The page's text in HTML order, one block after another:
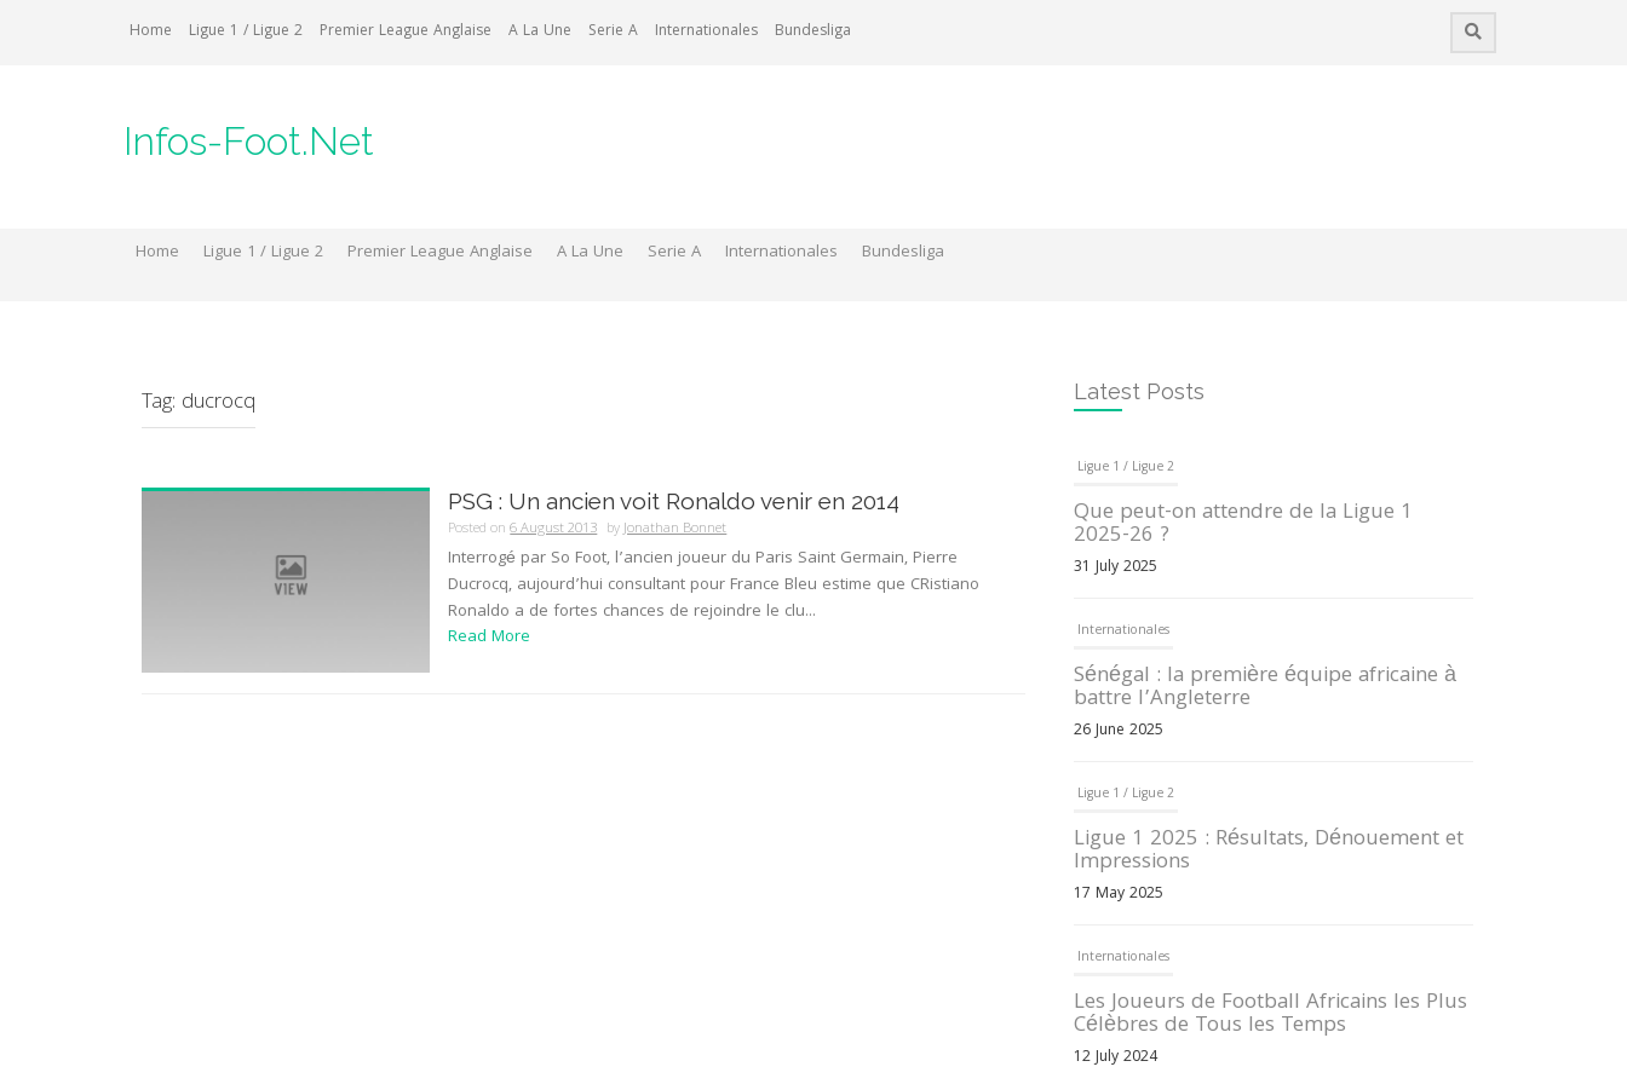
Home Ligue 1 / Ligue 2 Premier League Anglaise A La Une Serie A Internationales Bundesliga
Infos-Foot.Net
Home Ligue 1 / Ligue 2 Premier League Anglaise A La Une Serie A Internationales Bundesliga
Tag: ducrocq
PSG : Un ancien voit Ronaldo venir en 2014
Posted on6 August 2013 byJonathan Bonnet
Interrogé par So Foot, l’ancien joueur du Paris Saint Germain, Pierre
Ducrocq, aujourd’hui consultant pour France Bleu estime que CRistiano
Ronaldo a de fortes chances de rejoindre le clu...
Read More
Latest Posts
Ligue 1 / Ligue 2
Que peut-on attendre de la Ligue 1
2025-26 ?
31 July 2025
Internationales
Sénégal : la première équipe africaine à
battre l’Angleterre
26 June 2025
Ligue 1 / Ligue 2
Ligue 1 2025 : Résultats, Dénouement et
Impressions
17 May 2025
Internationales
Les Joueurs de Football Africains les Plus
Célèbres de Tous les Temps
12 July 2024